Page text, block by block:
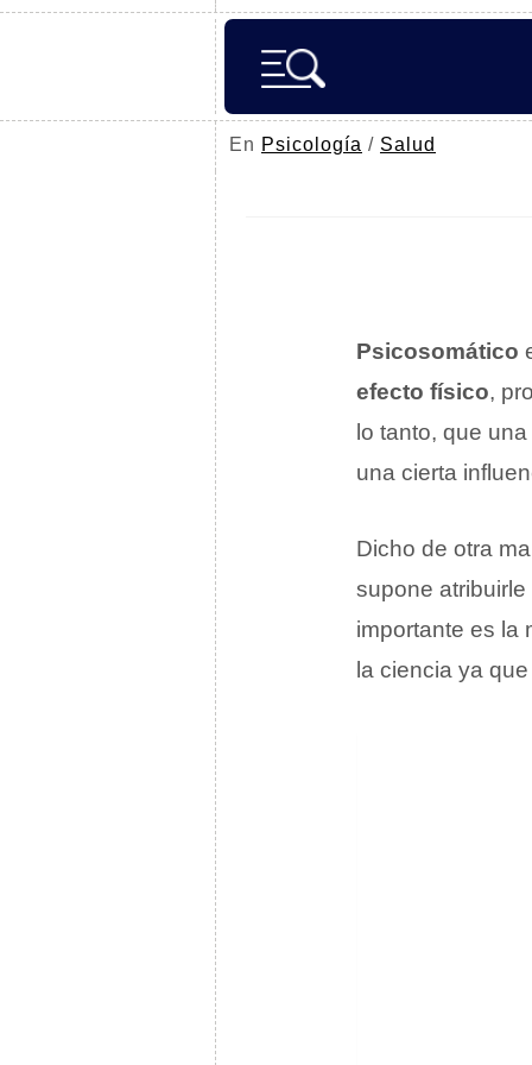
En Psicología / Salud
Psicosomático
efecto físico,
lo tanto, que
una cierta
Dicho de otra
supone
importante es la
la ciencia ya